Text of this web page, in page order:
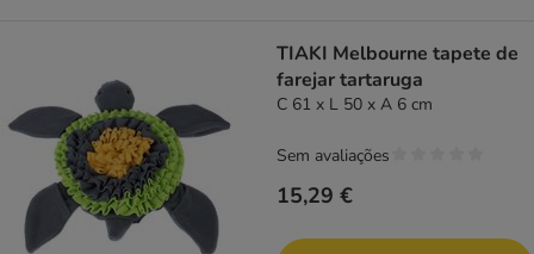
TIAKI Melbourne tapete de
farejar tartaruga
C 61 x L 50 x A 6 cm
15,29 €
Sem avaliações